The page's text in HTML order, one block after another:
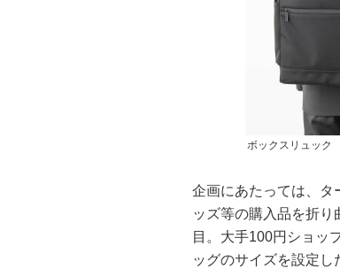
ボックスリュック
企画にあたっては、タ
ッズ等の購入品を折
目。大手100円ショッ
ッグのサイズを設定し